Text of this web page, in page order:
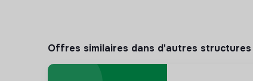
Offres similaires dans d'autres structures